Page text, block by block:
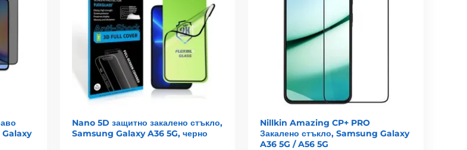
Galaxy
Nano 5D защитно закалено стъкло,
Samsung Galaxy A36 5G, черно
Nillkin Amazing CP+ PRO
Закалено стъкло, Samsung Galaxy
A36 5G / A56 5G